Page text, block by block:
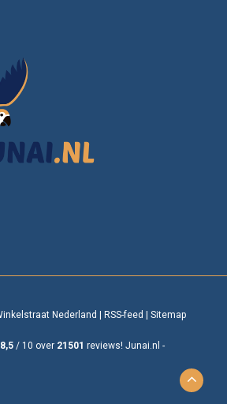
Nederland RSS-feed Sitemap
8,5 / 10 over 21501 reviews! Junai.nl -